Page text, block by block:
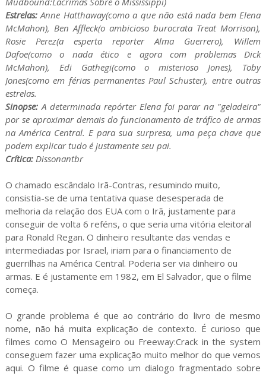
Estrelas:Anne Hatthaway(como a que não está nada bem Elena
McMahon), Ben Affleck(o ambicioso burocrata Treat Morrison),
Rosie Perez(a esperta reporter Alma Guerrero), Willem
Dafoe(como o nada ético e agora com problemas Dick
McMahon), Edi Gathegi(como o misterioso Jones), Toby
Jones(como em férias permanentes Paul Schuster), entre outras
estrelas.
Sinopse: A determinada repórter Elena foi parar na "geladeira"
por se aproximar demais do funcionamento de tráfico de armas
na América Central. E para sua surpresa, uma peça chave que
podem explicar tudo é justamente seu pai.
Crítica:Dissonantbr
O chamado escândalo Irã-Contras, resumindo muito,
consistia-se de uma tentativa quase desesperada de
melhoria da relação dos EUA com o Irã, justamente para
conseguir de volta 6 reféns, o que seria uma vitória eleitoral
para Ronald Regan. O dinheiro resultante das vendas e
intermediadas por Israel, iriam para o financiamento de
guerrilhas na América Central. Poderia ser via dinheiro ou
armas. E é justamente em 1982, em El Salvador, que o filme
começa.
O grande problema é que ao contrário do livro de mesmo
nome, não há muita explicação de contexto. É curioso que
filmes como O Mensageiro ou Freeway:Crack in the system
conseguem fazer uma explicação muito melhor do que vemos
aqui. O filme é quase como um dialogo fragmentado sobre